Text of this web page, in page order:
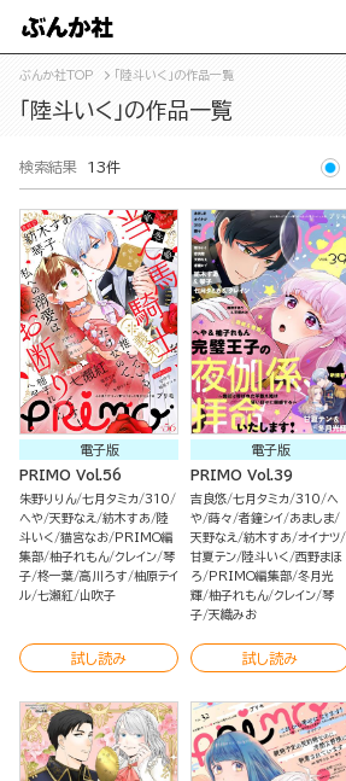
ぶんか社TOP 「陸斗いく」の作品一覧
「陸斗いく」の作品一覧
検索結果 13件
電子版
PRIMO Vol.56
朱野りりん 七月タミカ 310
へや 天野なえ 紡木すあ
陸
斗いく 猫宮なお
PRIMO編
集部 柚子れもん クレイン 琴
子 柊一葉 高川ろす 柚原テイ
ル 七瀬紅 山吹子
試し読み
電子版
PRIMO Vol.39
吉良悠 七月タミカ 310 へ
や 蒔々 者鐘シイ あましま
天野なえ
紡木すあ オイナツ
甘夏テン 陸斗いく 西野まほ
ろ
PRIMO編集部 冬月光
輝 柚子れもん クレイン 琴
子 天織みお
試し読み